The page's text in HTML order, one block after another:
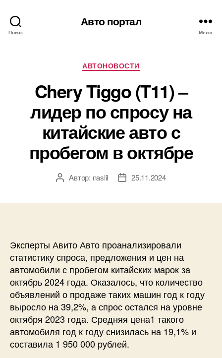
Поиск
Авто портал
Меню
Рубрики
АВТОНОВОСТИ
Chery Tiggo (T11) –
лидер по спросу на
китайские авто с
пробегом в октябре
АвторАвтор: naslil
Дата25.11.2024
Эксперты Авито Авто проанализировали
статистику спроса, предложения и цен на
автомобили с пробегом китайских марок за
октябрь 2024 года. Оказалось, что количество
объявлений о продаже таких машин год к году
выросло на 39,2%, а спрос остался на уровне
октября 2023 года. Средняя цена1 такого
автомобиля год к году снизилась на 19,1% и
составила 1 950 000 рублей.